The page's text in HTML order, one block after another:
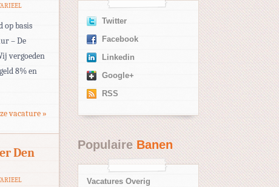
op basis
– De
vergoeden
8% en
vacature »
Den
Twitter
Facebook
Linkedin
Google+
RSS
PopulaireBanen
Vacatures Overig